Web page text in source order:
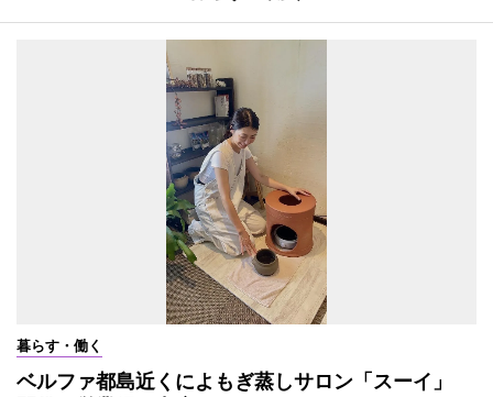
暮らす・働く
ベルファ都島近くによもぎ蒸しサロン「スーイ」